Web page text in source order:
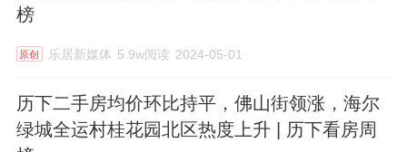
榜
原创 乐居新媒体 5.9w阅读 2024-05-01
历下二手房均价环比持平，佛山街领涨，海尔
绿城全运村桂花园北区热度上升 | 历下看房周